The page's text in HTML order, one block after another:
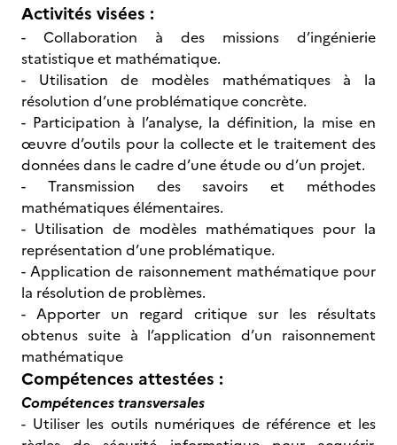
Activités visées :
- Collaboration à des missions d’ingénierie
statistique et mathématique.
- Utilisation de modèles mathématiques à la
résolution d’une problématique concrète.
- Participation à l’analyse, la définition, la mise en
œuvre d’outils pour la collecte et le traitement des
données dans le cadre d’une étude ou d’un projet.
- Transmission des savoirs et méthodes
mathématiques élémentaires.
- Utilisation de modèles mathématiques pour la
représentation d’une problématique.
- Application de raisonnement mathématique pour
la résolution de problèmes.
- Apporter un regard critique sur les résultats
obtenus suite à l’application d’un raisonnement
mathématique
Compétences attestées :
Compétences transversales
- Utiliser les outils numériques de référence et les